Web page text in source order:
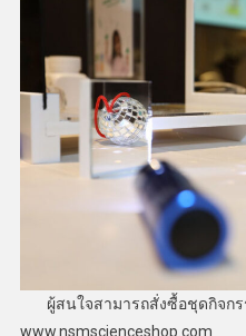
ผู้สนใจสามารถสั่งซื้อชุดกิจกรร
www.nsmscienceshop.com